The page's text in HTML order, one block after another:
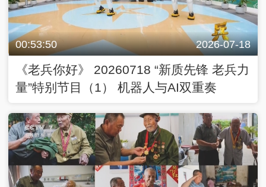
00:53:50 2026-07-18
《老兵你好》 20260718 “新质先锋 老兵力
量”特别节目（1） 机器人与AI双重奏